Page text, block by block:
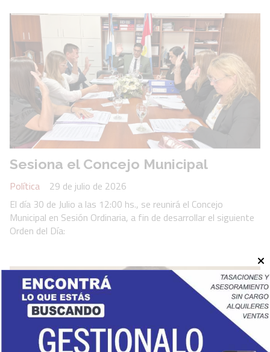
Sesiona el Concejo Municipal
Política
29 de julio de 2026
El día 30 de Julio a las 12:00 hs., se reunirá el Concejo
Municipal en Sesión Ordinaria, a fin de desarrollar el siguiente
Orden del Día: